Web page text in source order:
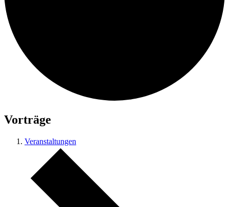
Vorträge
Veranstaltungen